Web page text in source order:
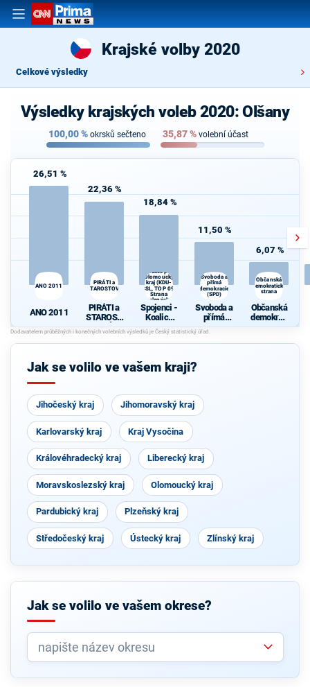
Krajské volby 2020
Celkové výsledky
Výsledky krajských voleb 2020: Olšany
100,00% okrsků sečteno 35,87% volební účast
26,51 %
ANO 2011
ANO 2011
22,36 %
PIRÁTI a
STAROSTOVÉ
PIRÁTI a
STAROST
OVÉ
18,84 %
Koalice pro
Olomoucký
kraj (KDU-
ČSL, TOP 09,
Strana
zelených,
ProOlomouc)
Spojenci -
Koalice
pro
Olomouck
ý kraj
ČSL, TOP
ProOlomo
uc)
11,50 %
Svoboda a
přímá
demokracie
(SPD)
Svoboda a
přímá
demokraci
e (SPD)
6,07 %
Občanská
demokratická
strana
Občanská
demokrati
cká strana
Jak se volilo ve vašem kraji?
Jihočeský kraj Jihomoravský kraj
Karlovarský kraj Kraj Vysočina
Královéhradecký kraj Liberecký kraj
Moravskoslezský kraj Olomoucký kraj
Pardubický kraj Plzeňský kraj
Středočeský kraj Ústecký kraj Zlínský kraj
Jak se volilo ve vašem okrese?